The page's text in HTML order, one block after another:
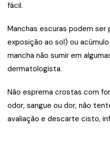
fácil.
Manchas escuras podem
exposição ao sol) ou
mancha não sumir em
dermatologista.
Não esprema crostas com
odor, sangue ou dor, não
avaliação e descarte cisto,